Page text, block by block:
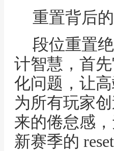
重置背后
段位重置
计智慧，首
化问题，让
为所有玩家
来的倦怠感
新赛季的